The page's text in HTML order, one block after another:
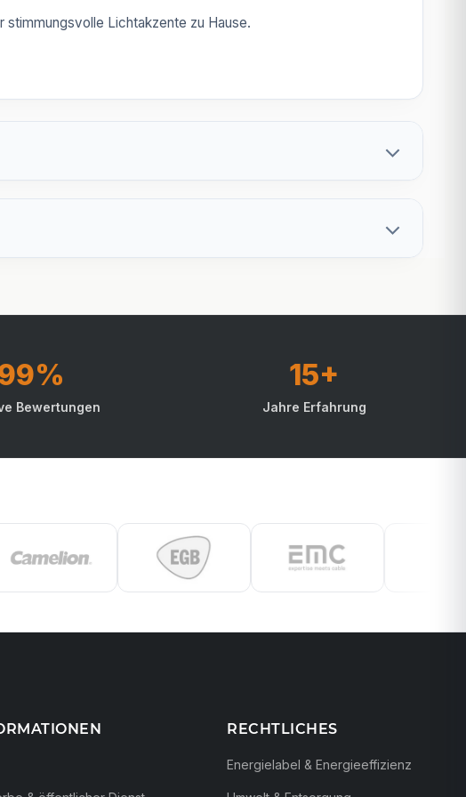
stimmungsvolle Lichtakzente zu Hause.
Bewertungen
15+
Jahre Erfahrung
RECHTLICHES
Energielabel & Energieeffizienz